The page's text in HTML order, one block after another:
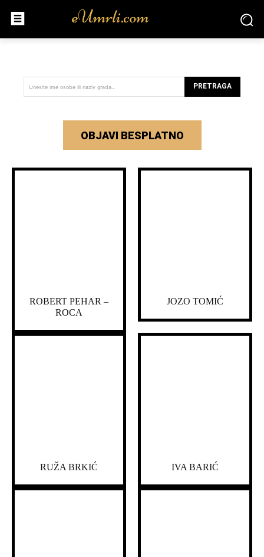
Unesite ime osobe ili naziv grada... PRETRAGA
OBJAVI BESPLATNO
ROBERT PEHAR –
ROCA
JOZO TOMIĆ
RUŽA BRKIĆ IVA BARIĆ